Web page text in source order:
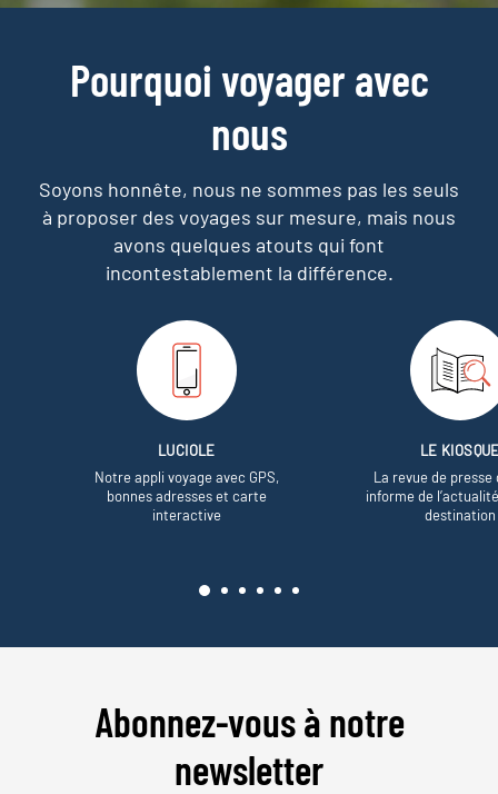
Pourquoi voyager avec
nous
Soyons honnête, nous ne sommes pas les seuls
à proposer des voyages sur mesure, mais nous
avons quelques atouts qui font
incontestablement la différence.
LUCIOLE
Notre appli voyage avec GPS,
bonnes adresses et carte
interactive
LE
La revue de presse
informe de
destination
Abonnez-vous à notre
newsletter